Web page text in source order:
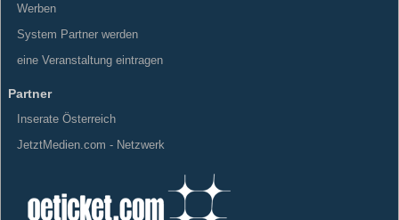
Werben
System Partner werden
eine Veranstaltung eintragen
Partner
Inserate Österreich
JetztMedien.com - Netzwerk